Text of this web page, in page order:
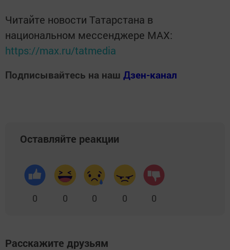
Читайте новости Татарстана в
национальном мессенджере MАХ:
https://max.ru/tatmedia
Подписывайтесь на наш Дзен-канал
Оставляйте реакции
0 0 0 0 0
Расскажите друзьям